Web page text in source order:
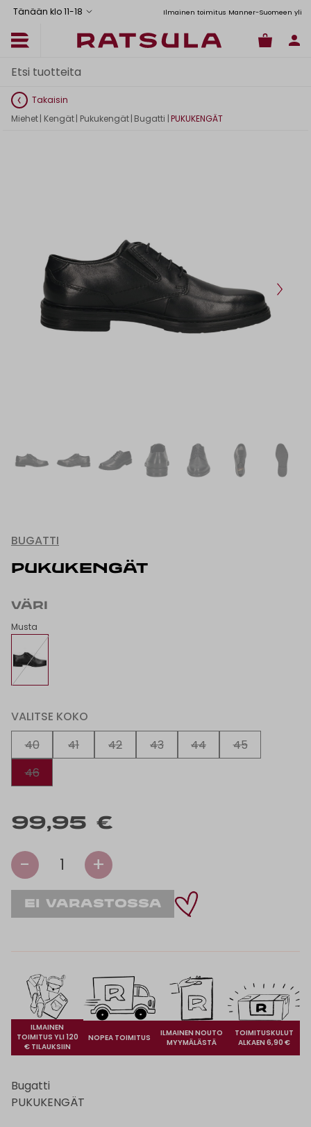
Tänään klo 11-18
Toimituskulut alk. 6,90€ Ilmainen toimitus Manner-Suomeen yli
Takaisin
Miehet| Kengät| Pukukengät | Bugatti |PUKUKENGÄT
BUGATTI
PUKUKENGÄT
VÄRI
Musta
VALITSE KOKO
40
41 42 43 44
45
46
99,95 €
- 1 +
ILMAINEN
TOIMITUS YLI 120
€ TILAUKSIIN
NOPEA TOIMITUS
ILMAINEN NOUTO
MYYMÄLÄSTÄ
TOIMITUSKULUT
ALKAEN 6,90 €
Bugatti
PUKUKENGÄT